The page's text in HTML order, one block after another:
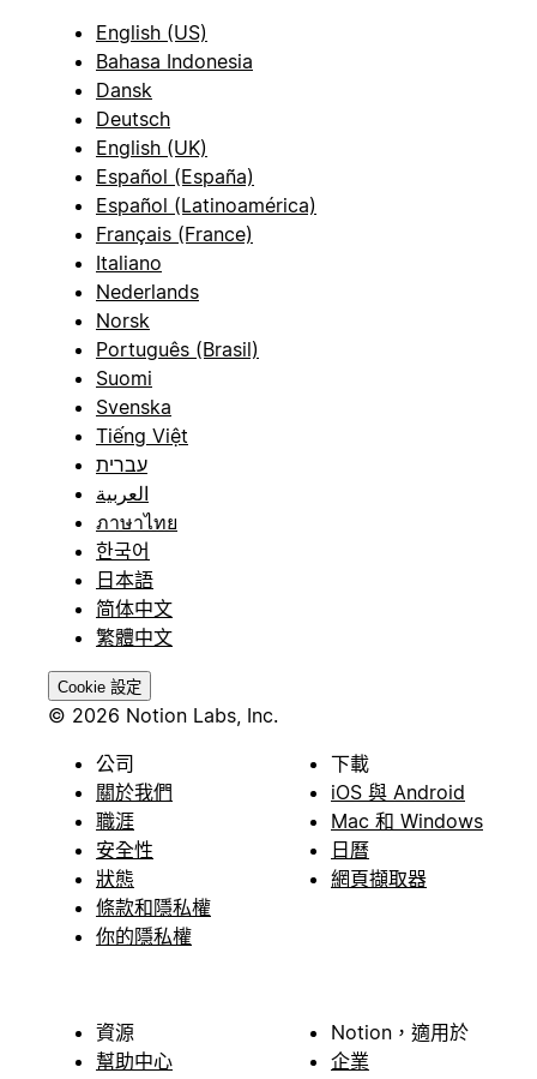
English (US)
Bahasa Indonesia
Dansk
Deutsch
English (UK)
Español (España)
Español (Latinoamérica)
Français (France)
Italiano
Nederlands
Norsk
Português (Brasil)
Suomi
Svenska
Tiếng Việt
עברית
العربية
ภาษาไทย
한국어
日本語
简体中文
繁體中文
Cookie 設定
© 2026 Notion Labs, Inc.
公司
關於我們
職涯
安全性
狀態
條款和隱私權
你的隱私權
下載
iOS 與 Android
Mac 和 Windows
日曆
網頁擷取器
資源
幫助中心
Notion，適用於
企業